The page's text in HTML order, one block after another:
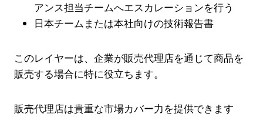
アンス担当チームへエスカレーションを行う
日本チームまたは本社向けの技術報告書
このレイヤーは、企業が販売代理店を通じて商品を
販売する場合に特に役立ちます。
販売代理店は貴重な市場カバー力を提供できます